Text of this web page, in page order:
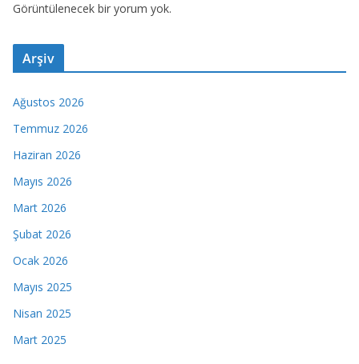
Görüntülenecek bir yorum yok.
Arşiv
Ağustos 2026
Temmuz 2026
Haziran 2026
Mayıs 2026
Mart 2026
Şubat 2026
Ocak 2026
Mayıs 2025
Nisan 2025
Mart 2025